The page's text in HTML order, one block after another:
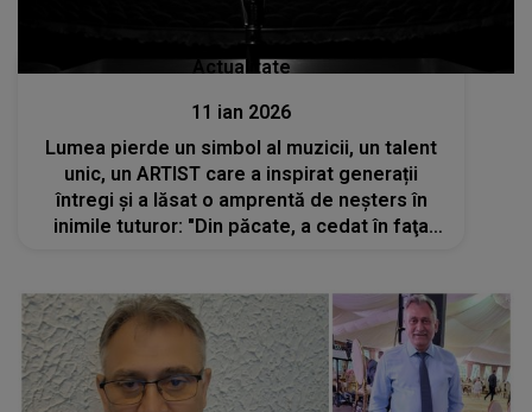
Actualitate
11 ian 2026
Lumea pierde un simbol al muzicii, un talent
unic, un ARTIST care a inspirat generații
întregi și a lăsat o amprentă de neșters în
inimile tuturor: "Din păcate, a cedat în faţa